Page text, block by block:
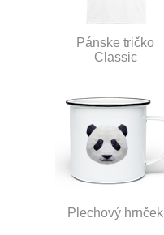
Pánske tričko
Classic
Plechový hrnček